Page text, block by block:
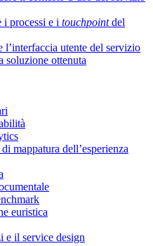
i processi e i touchpointdel
l’interfaccia utente del servizio
soluzione ottenuta
mappatura dell’esperienza
euristica
e il service design